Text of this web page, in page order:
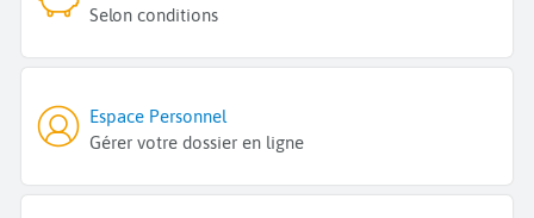
Selon conditions
Espace Personnel
Gérer votre dossier en ligne